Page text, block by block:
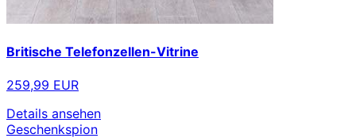
Britische Telefonzellen-Vitrine
259,99 EUR
Details ansehen
Geschenkspion